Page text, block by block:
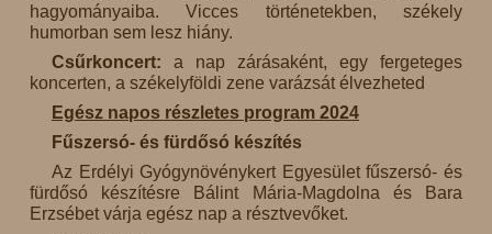
hagyományaiba. Vicces történetekben, székely
humorban sem lesz hiány.
Csűrkoncert: a nap zárásaként, egy fergeteges
koncerten, a székelyföldi zene varázsát élvezheted
Egész napos részletes program 2024
Fűszersó- és fürdősó készítés
Az Erdélyi Gyógynövénykert Egyesület fűszersó- és
fürdősó készítésre Bálint Mária-Magdolna és Bara
Erzsébet várja egész nap a résztvevőket.